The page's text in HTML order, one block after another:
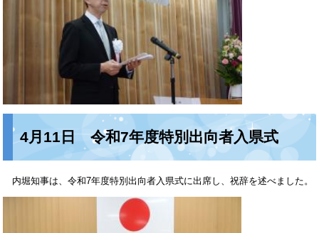
4月11日 令和7年度特別出向者入県式
内堀知事は、令和7年度特別出向者入県式に出席し、祝辞を述べました。